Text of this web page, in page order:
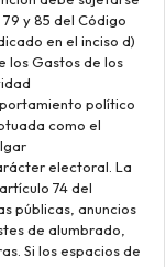
y 85 del Código
en el inciso d)
los Gastos de los
político
como el
electoral. La
74 del
públicas, anuncios
de alumbrado,
Si los espacios de